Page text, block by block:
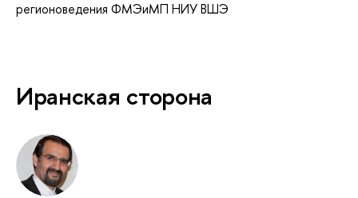
регионоведения ФМЭиМП НИУ ВШЭ
Иранская сторона